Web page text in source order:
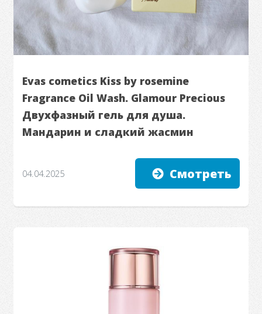
Evas cometics Kiss by rosemine
Fragrance Oil Wash. Glamour Precious
Двухфазный гель для душа.
Мандарин и сладкий жасмин
04.04.2025 Смотреть